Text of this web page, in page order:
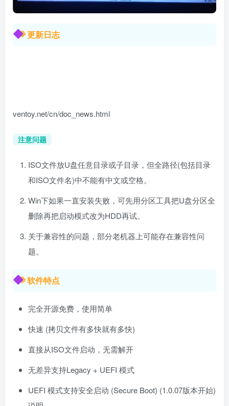
更新日志
ventoy.net/cn/doc_news.html
注意问题
ISO文件放U盘任意目录或子目录，但全路径(包括目录
和ISO文件名)中不能有中文或空格。
Win下如果一直安装失败，可先用分区工具把U盘分区全
删除再把启动模式改为HDD再试。
关于兼容性的问题，部分老机器上可能存在兼容性问
题。
软件特点
完全开源免费，使用简单
快速 (拷贝文件有多快就有多快)
直接从ISO文件启动，无需解开
无差异支持Legacy + UEFI 模式
UEFI 模式支持安全启动 (Secure Boot) (1.0.07版本开始)